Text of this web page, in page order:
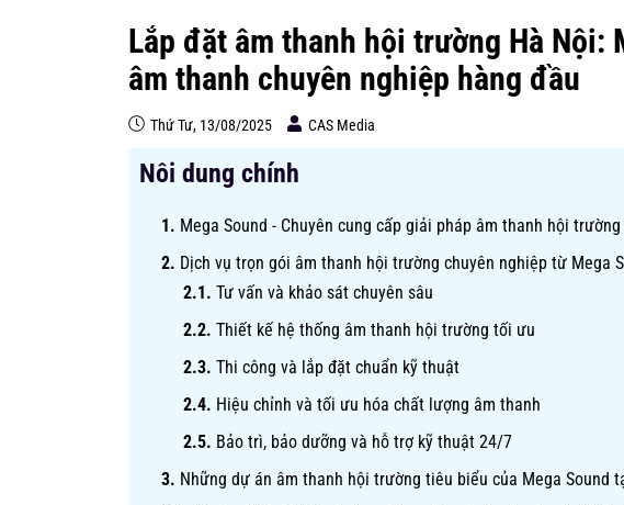
Lắp đặt âm thanh hội trường Hà Nội:
âm thanh chuyên nghiệp hàng đầu
Thứ Tư, 13/08/2025 CAS Media
Nôi dung chính
Mega Sound - Chuyên cung cấp giải pháp âm thanh hội
Dịch vụ trọn gói âm thanh hội trường chuyên nghiệp từ Mega
Tư vấn và khảo sát chuyên sâu
Thiết kế hệ thống âm thanh hội trường tối ưu
Thi công và lắp đặt chuẩn kỹ thuật
Hiệu chỉnh và tối ưu hóa chất lượng âm thanh
Bảo trì, bảo dưỡng và hỗ trợ kỹ thuật 24/7
Những dự án âm thanh hội trường tiêu biểu của Mega Sound